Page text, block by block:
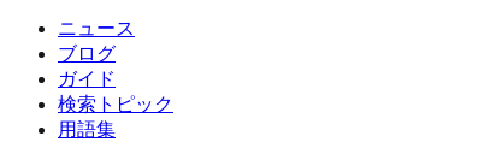
ニュース
ブログ
ガイド
検索トピック
用語集